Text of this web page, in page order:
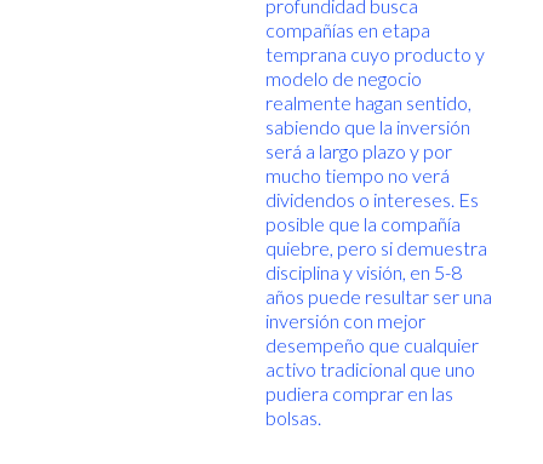
profundidad busca
compañías en etapa
temprana cuyo producto y
modelo de negocio
realmente hagan sentido,
sabiendo que la inversión
será a largo plazo y por
mucho tiempo no verá
dividendos o intereses. Es
posible que la compañía
quiebre, pero si demuestra
disciplina y visión, en 5-8
años puede resultar ser una
inversión con mejor
desempeño que cualquier
activo tradicional que uno
pudiera comprar en las
bolsas.